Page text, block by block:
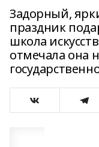
Задорный,
праздник
школа
отмечала она